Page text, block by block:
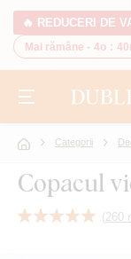
🔥 REDUCERI DE
Mai rămâne - 4o :
Categorii
Copacul
(260